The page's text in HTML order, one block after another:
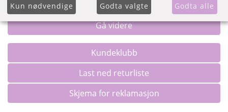
Gå videre
Kundeklubb
Last ned returliste
Skjema for reklamasjon
Kun nødvendige Godta valgte Godta alle